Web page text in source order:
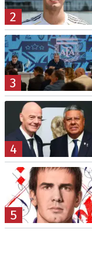
2
3
4
5